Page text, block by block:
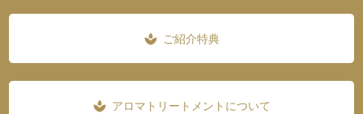
spa ご紹介特典
spa アロマトリートメントについて